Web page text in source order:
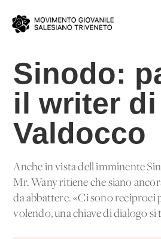
Sinodo:
il writer di
Valdocco
Anche in vista dell'imminente
Mr. Wany ritiene che siano
da abbattere. «Ci sono reciproci
volendo, una chiave di dialogo si